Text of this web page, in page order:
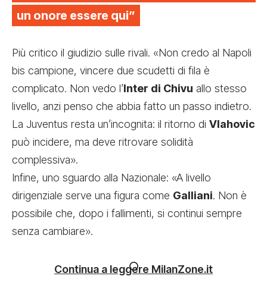
un onore essere qui”
Più critico il giudizio sulle rivali. «Non credo al Napoli
bis campione, vincere due scudetti di fila è
complicato. Non vedo l’Inter di Chivu allo stesso
livello, anzi penso che abbia fatto un passo indietro.
La Juventus resta un’incognita: il ritorno di Vlahovic
può incidere, ma deve ritrovare solidità
complessiva».
Infine, uno sguardo alla Nazionale: «A livello
dirigenziale serve una figura come Galliani. Non è
possibile che, dopo i fallimenti, si continui sempre
senza cambiare».
Continua a leggere MilanZone.it